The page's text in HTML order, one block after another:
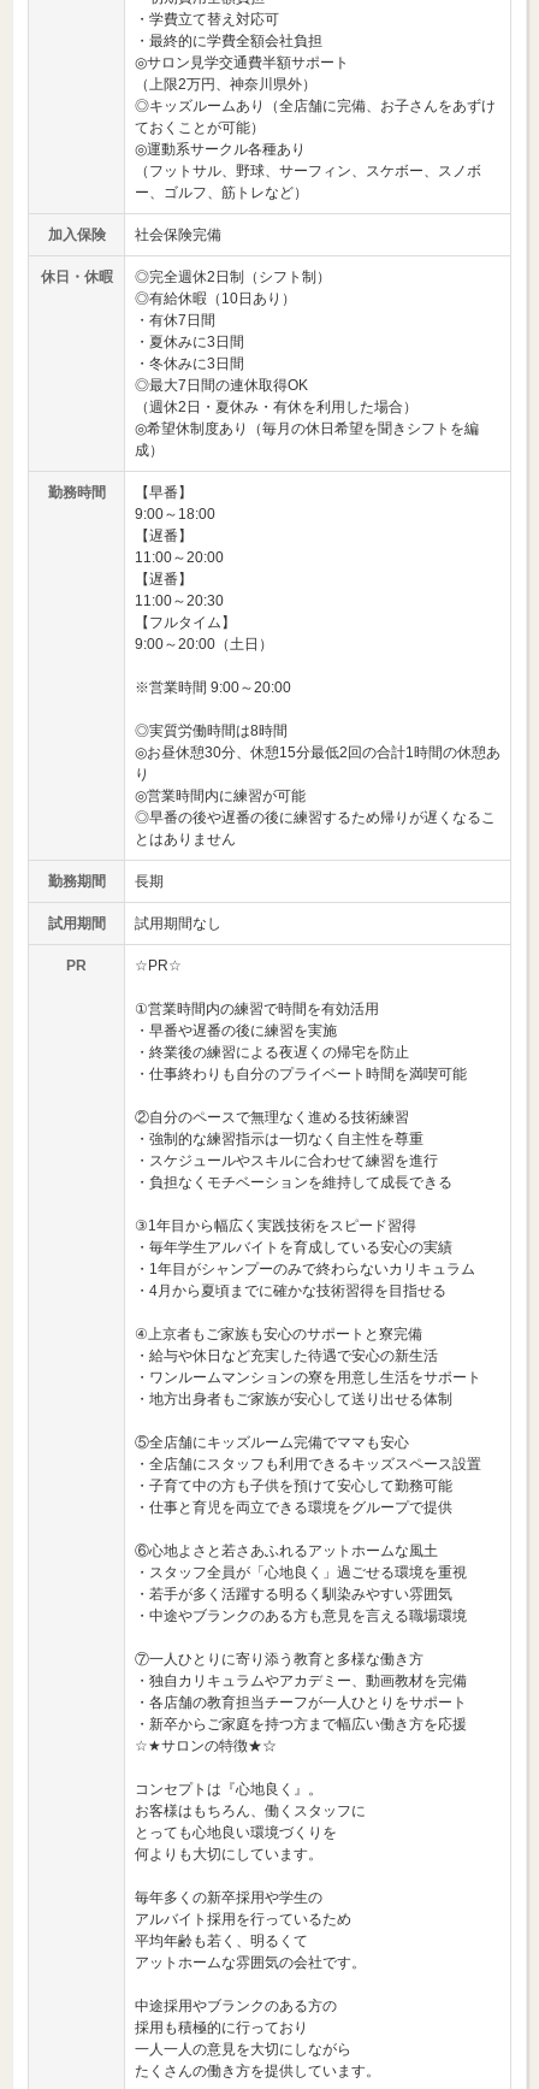
・学費立て替え対応可
・最終的に学費全額会社負担
◎サロン見学交通費半額サポート
（上限2万円、神奈川県外）
◎キッズルームあり（全店舗に完備、お子さんをあずけ
ておくことが可能）
◎運動系サークル各種あり
（フットサル、野球、サーフィン、スケボー、スノボ
ー、ゴルフ、筋トレなど）
加入保険 社会保険完備
休日・休暇
◎完全週休2日制（シフト制）
◎有給休暇（10日あり）
・有休7日間
・夏休みに3日間
・冬休みに3日間
◎最大7日間の連休取得OK
（週休2日・夏休み・有休を利用した場合）
◎希望休制度あり（毎月の休日希望を聞きシフトを編
成）
勤務時間
【早番】
9:00～18:00
【遅番】
11:00～20:00
【遅番】
11:00～20:30
【フルタイム】
9:00～20:00（土日）
※営業時間 9:00～20:00
◎実質労働時間は8時間
◎お昼休憩30分、休憩15分最低2回の合計1時間の休憩あ
り
◎営業時間内に練習が可能
◎早番の後や遅番の後に練習するため帰りが遅くなるこ
とはありません
勤務期間 長期
試用期間 試用期間なし
PR ☆PR☆
①営業時間内の練習で時間を有効活用
・早番や遅番の後に練習を実施
・終業後の練習による夜遅くの帰宅を防止
・仕事終わりも自分のプライベート時間を満喫可能
②自分のペースで無理なく進める技術練習
・強制的な練習指示は一切なく自主性を尊重
・スケジュールやスキルに合わせて練習を進行
・負担なくモチベーションを維持して成長できる
③1年目から幅広く実践技術をスピード習得
・毎年学生アルバイトを育成している安心の実績
・1年目がシャンプーのみで終わらないカリキュラム
・4月から夏頃までに確かな技術習得を目指せる
④上京者もご家族も安心のサポートと寮完備
・給与や休日など充実した待遇で安心の新生活
・ワンルームマンションの寮を用意し生活をサポート
・地方出身者もご家族が安心して送り出せる体制
⑤全店舗にキッズルーム完備でママも安心
・全店舗にスタッフも利用できるキッズスペース設置
・子育て中の方も子供を預けて安心して勤務可能
・仕事と育児を両立できる環境をグループで提供
⑥心地よさと若さあふれるアットホームな風土
・スタッフ全員が「心地良く」過ごせる環境を重視
・若手が多く活躍する明るく馴染みやすい雰囲気
・中途やブランクのある方も意見を言える職場環境
⑦一人ひとりに寄り添う教育と多様な働き方
・独自カリキュラムやアカデミー、動画教材を完備
・各店舗の教育担当チーフが一人ひとりをサポート
・新卒からご家庭を持つ方まで幅広い働き方を応援
☆★サロンの特徴★☆
コンセプトは『心地良く』。
お客様はもちろん、働くスタッフに
とっても心地良い環境づくりを
何よりも大切にしています。
毎年多くの新卒採用や学生の
アルバイト採用を行っているため
平均年齢も若く、明るくて
アットホームな雰囲気の会社です。
中途採用やブランクのある方の
採用も積極的に行っており
一人一人の意見を大切にしながら
たくさんの働き方を提供しています。